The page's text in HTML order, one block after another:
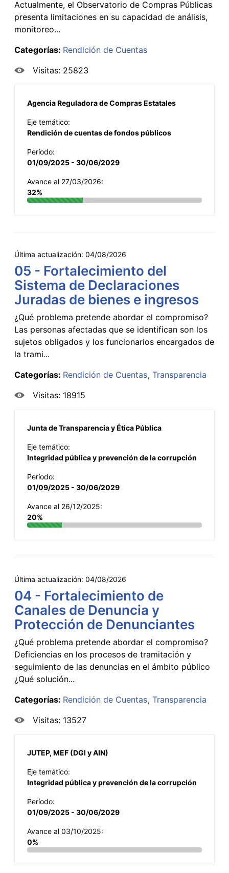
Actualmente, el Observatorio de Compras Públicas
presenta limitaciones en su capacidad de análisis,
monitoreo...
Categorías: Rendición de Cuentas
Visitas: 25823
Agencia Reguladora de Compras Estatales
Eje temático:
Rendición de cuentas de fondos públicos
Período:
01/09/2025 - 30/06/2029
Avance al 27/03/2026:
32%
Última actualización: 04/08/2026
05 - Fortalecimiento del
Sistema de Declaraciones
Juradas de bienes e ingresos
¿Qué problema pretende abordar el compromiso?
Las personas afectadas que se identifican son los
sujetos obligados y los funcionarios encargados de
la trami...
Categorías: Rendición de Cuentas Transparencia
Visitas: 18915
Junta de Transparencia y Ética Pública
Eje temático:
Integridad pública y prevención de la corrupción
Período:
01/09/2025 - 30/06/2029
Avance al 26/12/2025:
20%
Última actualización: 04/08/2026
04 - Fortalecimiento de
Canales de Denuncia y
Protección de Denunciantes
¿Qué problema pretende abordar el compromiso?
Deficiencias en los procesos de tramitación y
seguimiento de las denuncias en el ámbito público
¿Qué solución...
Categorías: Rendición de Cuentas Transparencia
Visitas: 13527
JUTEP, MEF (DGI y AIN)
Eje temático:
Integridad pública y prevención de la corrupción
Período:
01/09/2025 - 30/06/2029
Avance al 03/10/2025:
0%